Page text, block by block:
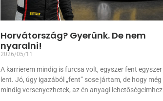
Horvátország? Gyerünk. De nem
nyaralni!
2026/05/11
A karrierem mindig is furcsa volt, egyszer fent egyszer
lent. Jó, úgy igazából „fent” sose jártam, de hogy még
mindig versenyezhetek, az én anyagi lehetőségeimhez